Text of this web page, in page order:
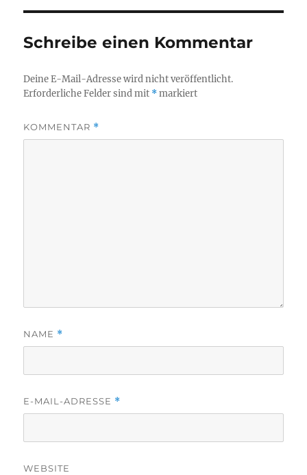
Schreibe einen Kommentar
Deine E-Mail-Adresse wird nicht veröffentlicht.
Erforderliche Felder sind mit *markiert
KOMMENTAR *
NAME *
E-MAIL-ADRESSE *
WEBSITE